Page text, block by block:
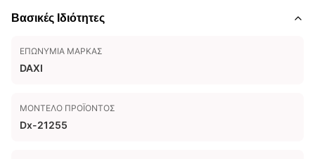
Βασικές Ιδιότητες
ΕΠΩΝΥΜΊΑ ΜΆΡΚΑΣ
DAXI
ΜΟΝΤΈΛΟ ΠΡΟΪΌΝΤΟΣ
Dx-21255